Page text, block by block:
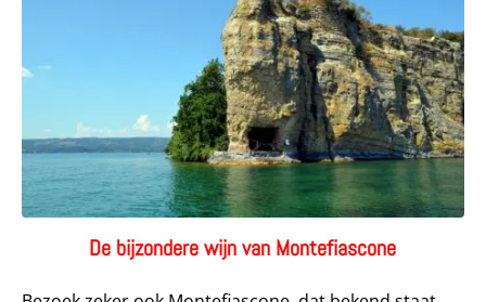
De bijzondere wijn van Montefiascone